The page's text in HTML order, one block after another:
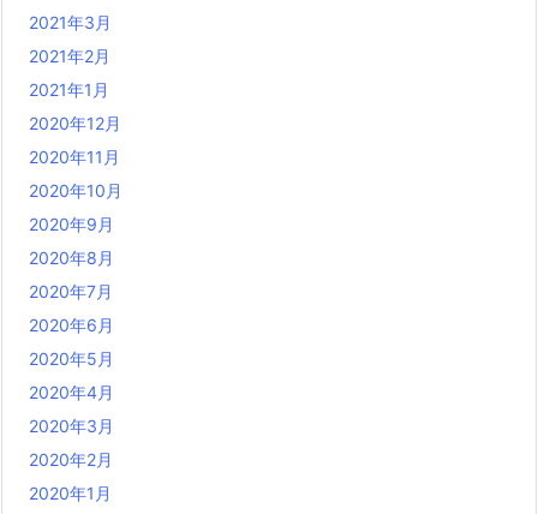
2021年3月
2021年2月
2021年1月
2020年12月
2020年11月
2020年10月
2020年9月
2020年8月
2020年7月
2020年6月
2020年5月
2020年4月
2020年3月
2020年2月
2020年1月